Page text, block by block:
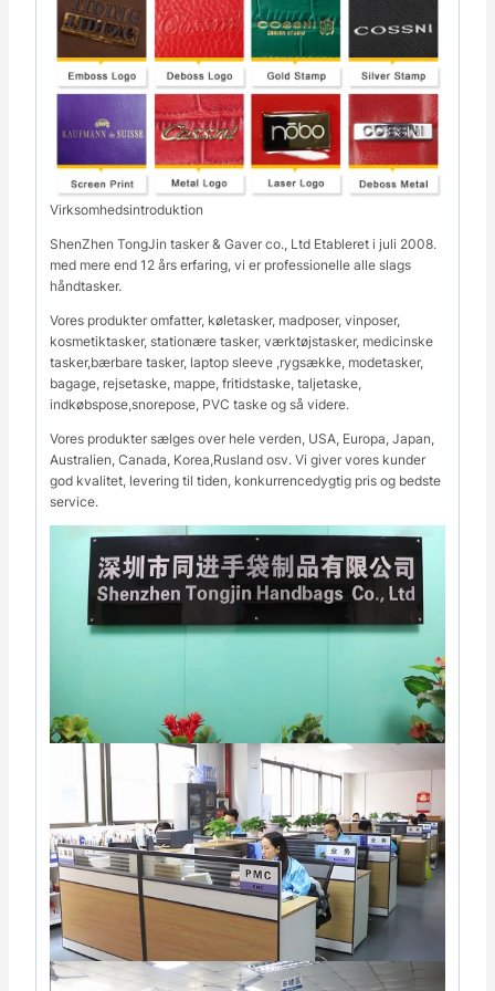
Virksomhedsintroduktion
ShenZhen TongJin tasker & Gaver co., Ltd Etableret i juli 2008.
med mere end 12 års erfaring, vi er professionelle alle slags
håndtasker.
Vores produkter omfatter, køletasker, madposer, vinposer,
kosmetiktasker, stationære tasker, værktøjstasker, medicinske
tasker,bærbare tasker, laptop sleeve ,rygsække, modetasker,
bagage, rejsetaske, mappe, fritidstaske, taljetaske,
indkøbspose,snorepose, PVC taske og så videre.
Vores produkter sælges over hele verden, USA, Europa, Japan,
Australien, Canada, Korea,Rusland osv. Vi giver vores kunder
god kvalitet, levering til tiden, konkurrencedygtig pris og bedste
service.